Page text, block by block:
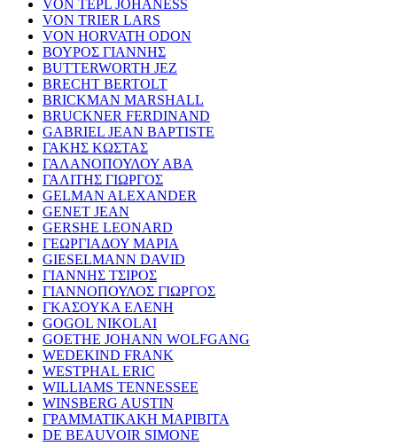
VON TEPL JOHANESS
VON TRIER LARS
VON HORVATH ODON
ΒΟΥΡΟΣ ΓΙΑΝΝΗΣ
BUTTERWORTH JEZ
BRECHT BERTOLT
BRICKMAN MARSHALL
BRUCKNER FERDINAND
GABRIEL JEAN BAPTISTE
ΓΑΚΗΣ ΚΩΣΤΑΣ
ΓΑΛΑΝΟΠΟΥΛΟΥ ΑΒΑ
ΓΑΛΙΤΗΣ ΓΙΩΡΓΟΣ
GELMAN ALEXANDER
GENET JEAN
GERSHE LEONARD
ΓΕΩΡΓΙΑΔΟΥ ΜΑΡΙΑ
GIESELMANN DAVID
ΓΙΑΝΝΗΣ ΤΣΙΡΟΣ
ΓΙΑΝΝΟΠΟΥΛΟΣ ΓΙΩΡΓΟΣ
ΓΚΑΣΟΥΚΑ ΕΛΕΝΗ
GOGOL NIKOLAI
GOETHE JOHANN WOLFGANG
WEDEKIND FRANK
WESTPHAL ERIC
WILLIAMS TENNESSEE
WINSBERG AUSTIN
ΓΡΑΜΜΑΤΙΚΑΚΗ ΜΑΡΙΒΙΤΑ
DE BEAUVOIR SIMONE